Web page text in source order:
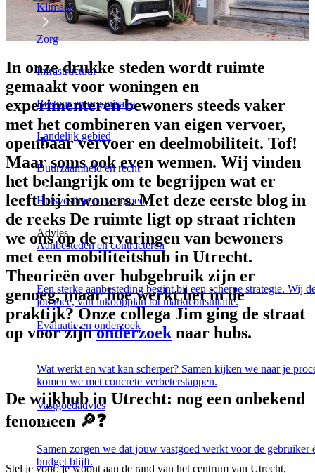
Klimaat
Zorg
Infrastructuur
Bestuur en organisatie
Landelijk gebied
Duurzaamheid en recht
Huisvesting en vastgoed
Advies
Aanbesteden en contracteren
Een sterke aanbesteding begint bij een scherpe strategie. Wij
jou mee, van inkoopplan tot marktconsultatie.
Evaluatie en onderzoek
Wat werkt en wat kan scherper? Samen kijken we naar je
komen we met concrete verbeterstappen.
Vastgoedadvies
Samen zorgen we dat jouw vastgoed werkt voor de gebruiker
budget blijft.
In onze drukke steden wordt ruimte
gemaakt voor woningen en
experimenteren bewoners steeds vaker
met het combineren van eigen vervoer,
openbaar vervoer en deelmobiliteit. Tof!
Maar soms ook even wennen. Wij vinden
het belangrijk om te begrijpen wat er
leeft bij inwoners. Met deze eerste blog in
de reeks De ruimte ligt op straat richten
we ons op de ervaringen van bewoners
met een mobiliteitshub in Utrecht.
Theorieën over hubgebruik zijn er
genoeg, maar hoe werkt het in de
praktijk? Onze collega Jim ging de straat
op voor zijnonderzoek naar hubs.
De wijkhub in Utrecht: nog een onbekend
fenomeen 🔎❓
Stel je voor: je woont aan de rand van het centrum van Utrecht,